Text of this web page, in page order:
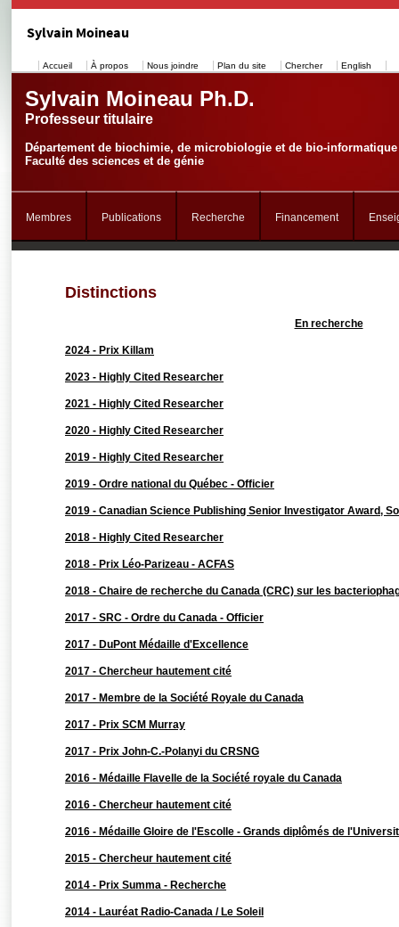
Sylvain Moineau
Accueil À propos Nous joindre Plan du site Chercher English
Sylvain Moineau Ph.D.
Professeur titulaire
Département de biochimie, de microbiologie et de bio-informatique
Faculté des sciences et de génie
Membres Publications Recherche Financement
Distinctions
En recherche
2024 - Prix Killam
2023 - Highly Cited Researcher
2021 - Highly Cited Researcher
2020 - Highly Cited Researcher
2019 - Highly Cited Researcher
2019 - Ordre national du Québec - Officier
2019 - Canadian Science Publishing Senior Investigator Award,
2018 - Highly Cited Researcher
2018 - Prix Léo-Parizeau - ACFAS
2018 - Chaire de recherche du Canada (CRC) sur les
2017 - SRC - Ordre du Canada - Officier
2017 - DuPont Médaille d'Excellence
2017 - Chercheur hautement cité
2017 - Membre de la Société Royale du Canada
2017 - Prix SCM Murray
2017 - Prix John-C.-Polanyi du CRSNG
2016 - Médaille Flavelle de la Société royale du Canada
2016 - Chercheur hautement cité
2016 - Médaille Gloire de l'Escolle - Grands diplômés de
2015 - Chercheur hautement cité
2014 - Prix Summa - Recherche
2014 - Lauréat Radio-Canada / Le Soleil